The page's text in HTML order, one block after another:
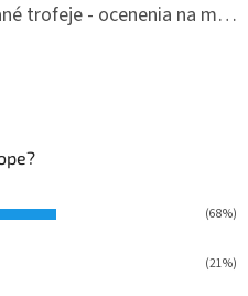
Drevené gravírované trofeje - ocenenia na mieru
5 z 5 hviezdičiek.
(68%)
(21%)